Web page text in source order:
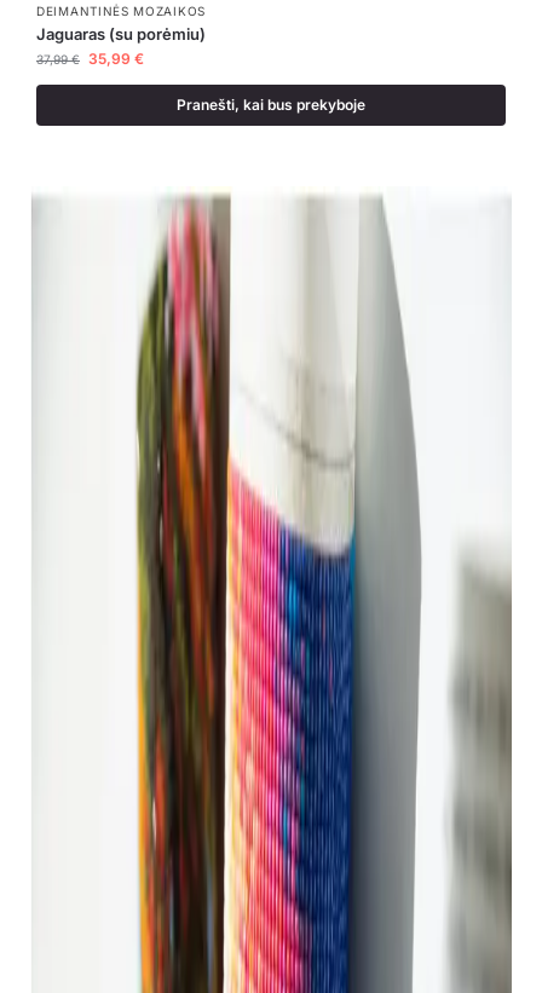
DEIMANTINĖS MOZAIKOS
Jaguaras (su porėmiu)
37,99€ 35,99 €
Pranešti, kai bus prekyboje